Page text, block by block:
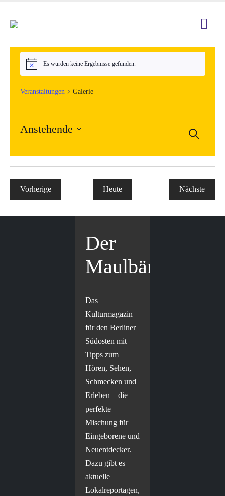
HinweisEs wurden keine Ergebnisse gefunden.
Veranstaltungen Galerie
und
Suche
Anstehende
wählen.
VorherigeVeranstaltungen Heute
Nächste
Der
Maulbär
Das
Kulturmagazin
für den Berliner
Südosten mit
Tipps zum
Hören, Sehen,
Schmecken und
Erleben – die
perfekte
Mischung für
Eingeborene und
Neuentdecker.
Dazu gibt es
aktuelle
Lokalreportagen,